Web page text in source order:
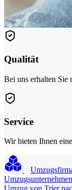
Qualität
Bei uns erhalten Sie
Service
Wir bieten Ihnen